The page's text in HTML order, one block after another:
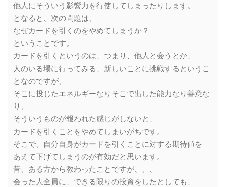
他人にそういう影響力を行使してしまったりします。
となると、次の問題は、
なぜカードを引くのをやめてしまうか？
ということです。
カードを引くというのは、つまり、他人と会うとか、
人のいる場に行ってみる、新しいことに挑戦するというこ
となのですが、
そこに投じたエネルギーなりそこで出した能力なり善意な
り、
そういうものが報われた感じがしないと、
カードを引くことをやめてしまいがちです。
そこで、自分自身がカードを引くことに対する期待値を
あえて下げてしまうのが有効だと思います。
昔、ある方から教わったことですが、、、
会った人全員に、できる限りの投資をしたとしても、